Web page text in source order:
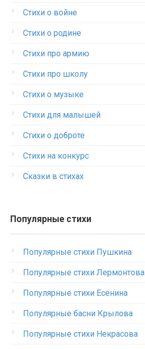
Стихи о войне
Стихи о родине
Стихи про армию
Стихи про школу
Стихи о музыке
Стихи для малышей
Стихи о доброте
Стихи на конкурс
Сказки в стихах
Популярные стихи
Популярные стихи Пушкина
Популярные стихи Лермонтова
Популярные стихи Есенина
Популярные басни Крылова
Популярные стихи Некрасова